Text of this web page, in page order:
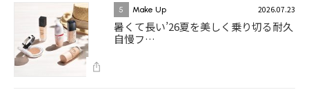
5 Make Up 2026.07.23
暑くて長い’26夏を美しく乗り切る耐久
自慢フ…